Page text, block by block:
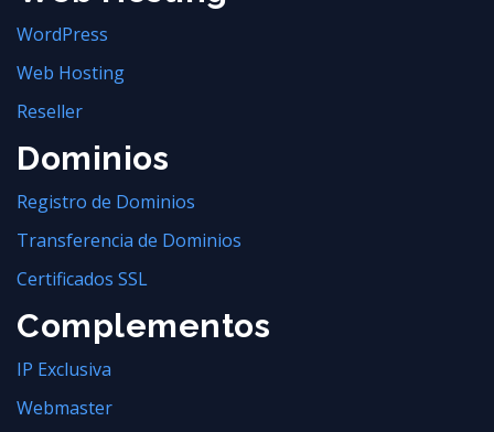
WordPress
Web Hosting
Reseller
Dominios
Registro de Dominios
Transferencia de Dominios
Certificados SSL
Complementos
IP Exclusiva
Webmaster